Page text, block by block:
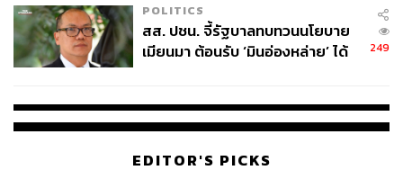
POLITICS
สส. ปชน. จี้รัฐบาลทบทวนนโยบาย
เมียนมา ต้อนรับ ‘มินอ่องหล่าย’ ได้
249
EDITOR'S PICKS